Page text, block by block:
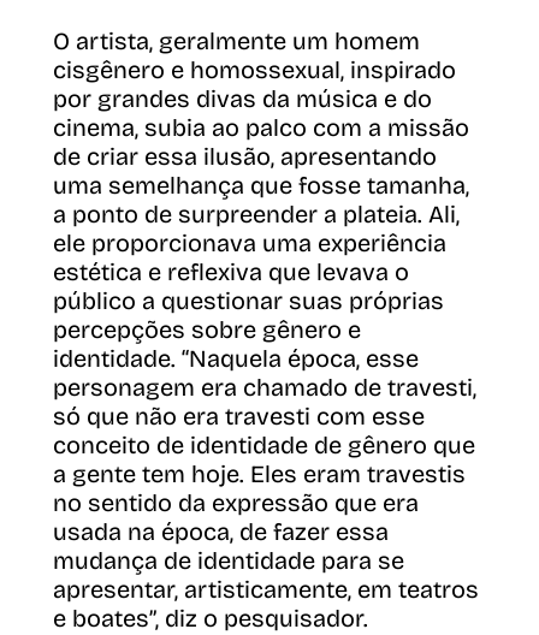
O artista, geralmente um homem
cisgênero e homossexual, inspirado
por grandes divas da música e do
cinema, subia ao palco com a missão
de criar essa ilusão, apresentando
uma semelhança que fosse tamanha,
a ponto de surpreender a plateia. Ali,
ele proporcionava uma experiência
estética e reflexiva que levava o
público a questionar suas próprias
percepções sobre gênero e
identidade. “Naquela época, esse
personagem era chamado de travesti,
só que não era travesti com esse
conceito de identidade de gênero que
a gente tem hoje. Eles eram travestis
no sentido da expressão que era
usada na época, de fazer essa
mudança de identidade para se
apresentar, artisticamente, em teatros
e boates”, diz o pesquisador.